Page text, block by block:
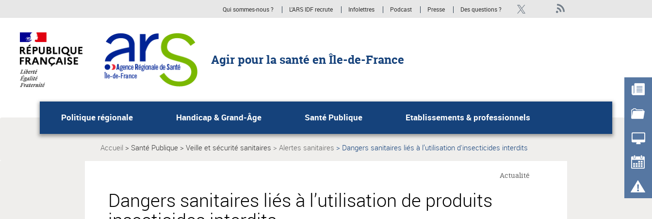
principal,
Qui sommes-nous ? L'ARS IDF recrute Infolettres Podcast Presse Des questions ?
Agir pour la santé en Île-de-France
Politique régionale Handicap & Grand-Âge Santé Publique Etablissements & professionnels
Accueil
Santé Publique
Veille et sécurité sanitaires
Alertes sanitaires
Dangers sanitaires liés à l’utilisation d'insecticides interdits
Dangers sanitaires liés à l’utilisation de produits
Actualité